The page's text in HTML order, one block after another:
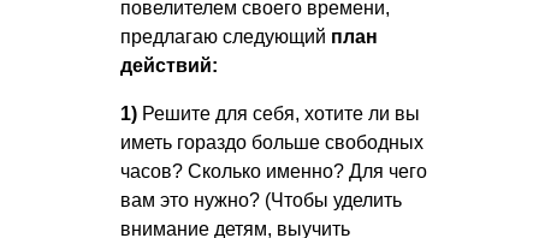
повелителем своего времени,
предлагаю следующий план
действий:
1) Решите для себя, хотите ли вы
иметь гораздо больше свободных
часов? Сколько именно? Для чего
вам это нужно? (Чтобы уделить
внимание детям, выучить